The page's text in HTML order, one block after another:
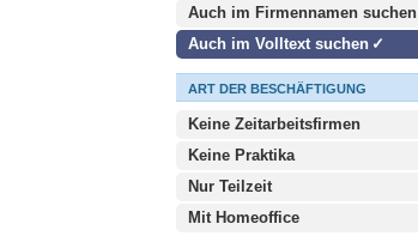
Auch im Firmennamen suchen
Auch im Volltext suchen
ART DER BESCHÄFTIGUNG
Keine Zeitarbeitsfirmen
Keine Praktika
Nur Teilzeit
Mit Homeoffice